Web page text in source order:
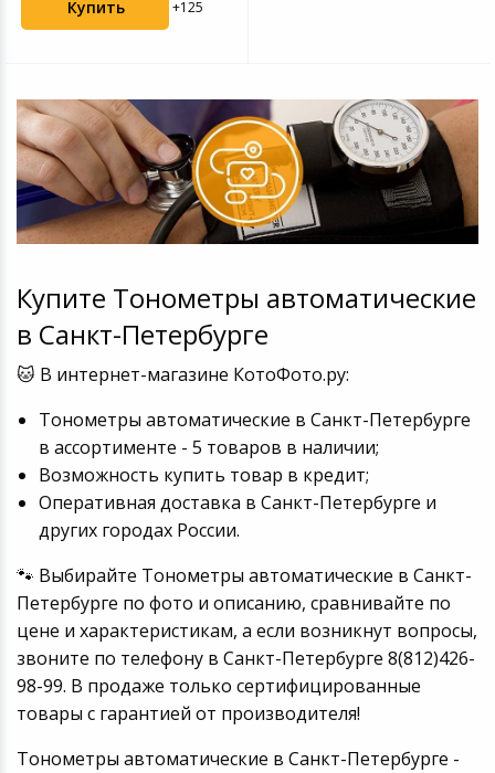
Купить +125
Купите Тонометры автоматические
в Санкт-Петербурге
🐱 В интернет-магазине КотоФото.ру:
Тонометры автоматические в Санкт-Петербурге
в ассортименте - 5 товаров в наличии;
Возможность купить товар в кредит;
Оперативная доставка в Санкт-Петербурге и
других городах России.
🐾 Выбирайте Тонометры автоматические в Санкт-
Петербурге по фото и описанию, сравнивайте по
цене и характеристикам, а если возникнут вопросы,
звоните по телефону в Санкт-Петербурге 8(812)426-
98-99. В продаже только сертифицированные
товары с гарантией от производителя!
Тонометры автоматические в Санкт-Петербурге -